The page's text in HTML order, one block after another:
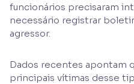
funcionários precisaram
necessário registrar
agressor.
Dados recentes apontam
principais vítimas desse